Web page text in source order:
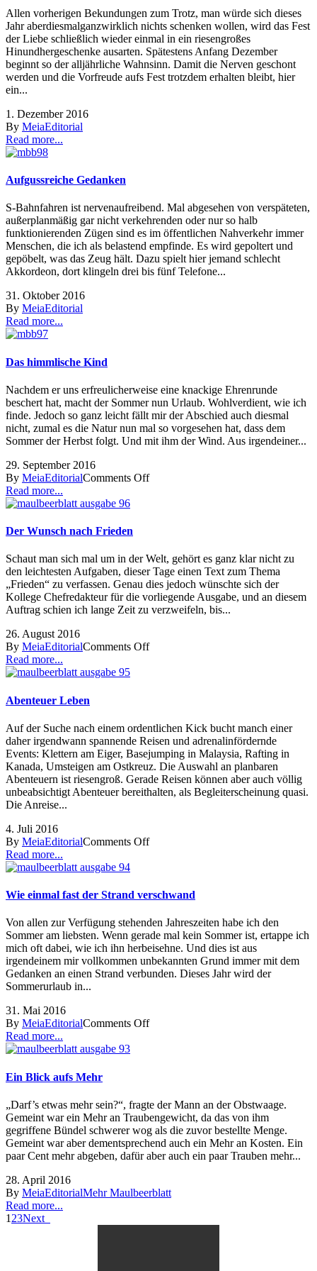
Allen vorherigen Bekundungen zum Trotz, man würde sich dieses
Jahr aberdiesmalganzwirklich nichts schenken wollen, wird das Fest
der Liebe schließlich wieder einmal in ein riesengroßes
Hinundhergeschenke ausarten. Spätestens Anfang Dezember
beginnt so der alljährliche Wahnsinn. Damit die Nerven geschont
werden und die Vorfreude aufs Fest trotzdem erhalten bleibt, hier
ein...
1. Dezember 2016
By MeiaEditorial
Read more...
Aufgussreiche Gedanken
S-Bahnfahren ist nervenaufreibend. Mal abgesehen von verspäteten,
außerplanmäßig gar nicht verkehrenden oder nur so halb
funktionierenden Zügen sind es im öffentlichen Nahverkehr immer
Menschen, die ich als belastend empfinde. Es wird gepoltert und
gepöbelt, was das Zeug hält. Dazu spielt hier jemand schlecht
Akkordeon, dort klingeln drei bis fünf Telefone...
31. Oktober 2016
By MeiaEditorial
Read more...
Das himmlische Kind
Nachdem er uns erfreulicherweise eine knackige Ehrenrunde
beschert hat, macht der Sommer nun Urlaub. Wohlverdient, wie ich
finde. Jedoch so ganz leicht fällt mir der Abschied auch diesmal
nicht, zumal es die Natur nun mal so vorgesehen hat, dass dem
Sommer der Herbst folgt. Und mit ihm der Wind. Aus irgendeiner...
29. September 2016
By MeiaEditorialComments Off
Read more...
Der Wunsch nach Frieden
Schaut man sich mal um in der Welt, gehört es ganz klar nicht zu
den leichtesten Aufgaben, dieser Tage einen Text zum Thema
„Frieden“ zu verfassen. Genau dies jedoch wünschte sich der
Kollege Chefredakteur für die vorliegende Ausgabe, und an diesem
Auftrag schien ich lange Zeit zu verzweifeln, bis...
26. August 2016
By MeiaEditorialComments Off
Read more...
Abenteuer Leben
Auf der Suche nach einem ordentlichen Kick bucht manch einer
daher irgendwann spannende Reisen und adrenalinfördernde
Events: Klettern am Eiger, Basejumping in Malaysia, Rafting in
Kanada, Umsteigen am Ostkreuz. Die Auswahl an planbaren
Abenteuern ist riesengroß. Gerade Reisen können aber auch völlig
unbeabsichtigt Abenteuer bereithalten, als Begleiterscheinung quasi.
Die Anreise...
4. Juli 2016
By MeiaEditorialComments Off
Read more...
Wie einmal fast der Strand verschwand
Von allen zur Verfügung stehenden Jahreszeiten habe ich den
Sommer am liebsten. Wenn gerade mal kein Sommer ist, ertappe ich
mich oft dabei, wie ich ihn herbeisehne. Und dies ist aus
irgendeinem mir vollkommen unbekannten Grund immer mit dem
Gedanken an einen Strand verbunden. Dieses Jahr wird der
Sommerurlaub in...
31. Mai 2016
By MeiaEditorialComments Off
Read more...
Ein Blick aufs Mehr
„Darf’s etwas mehr sein?“, fragte der Mann an der Obstwaage.
Gemeint war ein Mehr an Traubengewicht, da das von ihm
gegriffene Bündel schwerer wog als die zuvor bestellte Menge.
Gemeint war aber dementsprechend auch ein Mehr an Kosten. Ein
paar Cent mehr abgeben, dafür aber auch ein paar Trauben mehr...
28. April 2016
By MeiaEditorialMehr Maulbeerblatt
Read more...
1 23Next